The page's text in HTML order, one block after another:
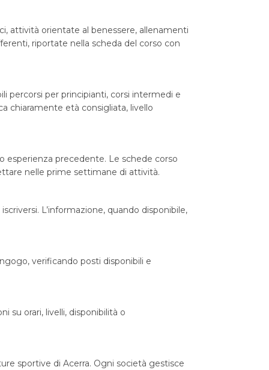
attività orientate al benessere, allenamenti
riportate nella scheda del corso con
percorsi per principianti, corsi intermedi e
chiaramente età consigliata, livello
esperienza precedente. Le schede corso
nelle prime settimane di attività.
L’informazione, quando disponibile,
verificando posti disponibili e
su orari, livelli, disponibilità o
sportive di Acerra. Ogni società gestisce